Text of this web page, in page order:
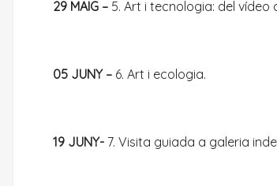
29 MAIG – 5. Art i tecnologia: del vídeo
05 JUNY – 6. Art i ecologia.
19 JUNY- 7. Visita guiada a galeria